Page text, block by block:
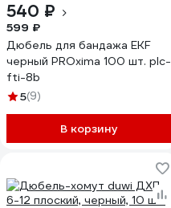
540 ₽
599 ₽
Дюбель для бандажа EKF
черный PROxima 100 шт. plc-
fti-8b
5(9)
В корзину